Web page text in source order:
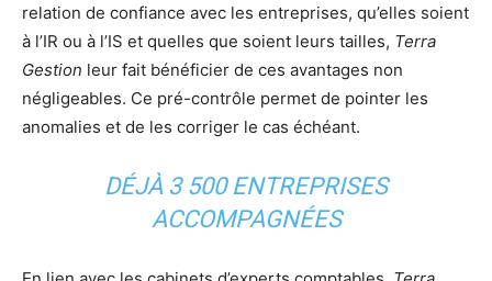
relation de confiance avec les entreprises, qu’elles soient
à l’IR ou à l’IS et quelles que soient leurs tailles, Terra
Gestion leur fait bénéficier de ces avantages non
négligeables. Ce pré-contrôle permet de pointer les
anomalies et de les corriger le cas échéant.
DÉJÀ 3 500 ENTREPRISES
ACCOMPAGNÉES